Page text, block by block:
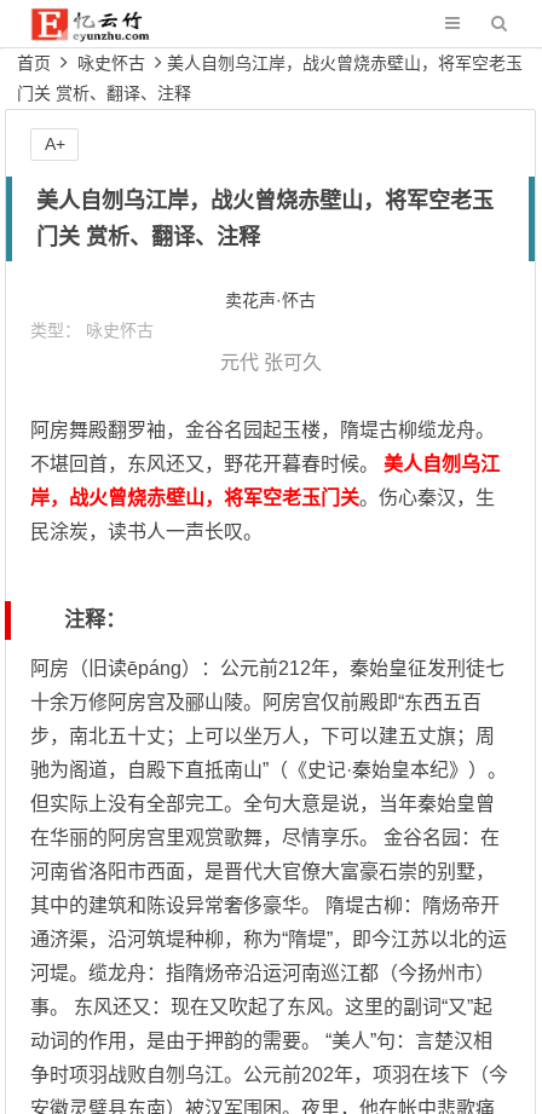
首页 咏史怀古
美人自刎乌江岸，战火曾烧赤壁山，将军空老玉
门关 赏析、翻译、注释
美人自刎乌江岸，战火曾烧赤壁山，将军空老玉
门关 赏析、翻译、注释
卖花声·怀古
类型： 咏史怀古
元代 张可久
阿房舞殿翻罗袖，金谷名园起玉楼，隋堤古柳缆龙舟。
不堪回首，东风还又，野花开暮春时候。美人自刎乌江
岸，战火曾烧赤壁山，将军空老玉门关。伤心秦汉，生
民涂炭，读书人一声长叹。
注释：
阿房（旧读ēpáng）：公元前212年，秦始皇征发刑徒七
十余万修阿房宫及郦山陵。阿房宫仅前殿即“东西五百
步，南北五十丈；上可以坐万人，下可以建五丈旗；周
驰为阁道，自殿下直抵南山”（《史记·秦始皇本纪》）。
但实际上没有全部完工。全句大意是说，当年秦始皇曾
在华丽的阿房宫里观赏歌舞，尽情享乐。 金谷名园：在
河南省洛阳市西面，是晋代大官僚大富豪石崇的别墅，
其中的建筑和陈设异常奢侈豪华。 隋堤古柳：隋炀帝开
通济渠，沿河筑堤种柳，称为“隋堤”，即今江苏以北的运
河堤。缆龙舟：指隋炀帝沿运河南巡江都（今扬州市）
事。 东风还又：现在又吹起了东风。这里的副词“又”起
动词的作用，是由于押韵的需要。 “美人”句：言楚汉相
争时项羽战败自刎乌江。公元前202年，项羽在垓下（今
安徽灵璧县东南）被汉军围困。夜里，他在帐中悲歌痛
A+